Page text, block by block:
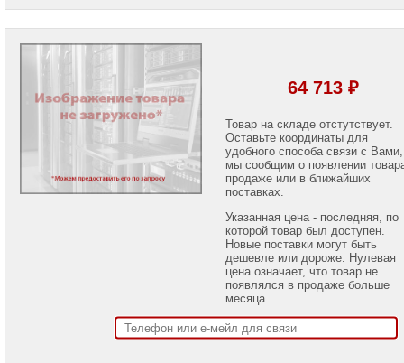
Мониторы
LCD
Проекторы
проекторов
64 713 ₽
Товар на складе отстутствует.
Оставьте координаты для
удобного способа связи с Вами,
мы сообщим о появлении
продаже или в ближайших
поставках.
Указанная цена - последняя, по
которой товар был доступен.
Новые поставки могут быть
дешевле или дороже. Нулевая
цена означает, что товар не
появлялся в продаже больше
месяца.